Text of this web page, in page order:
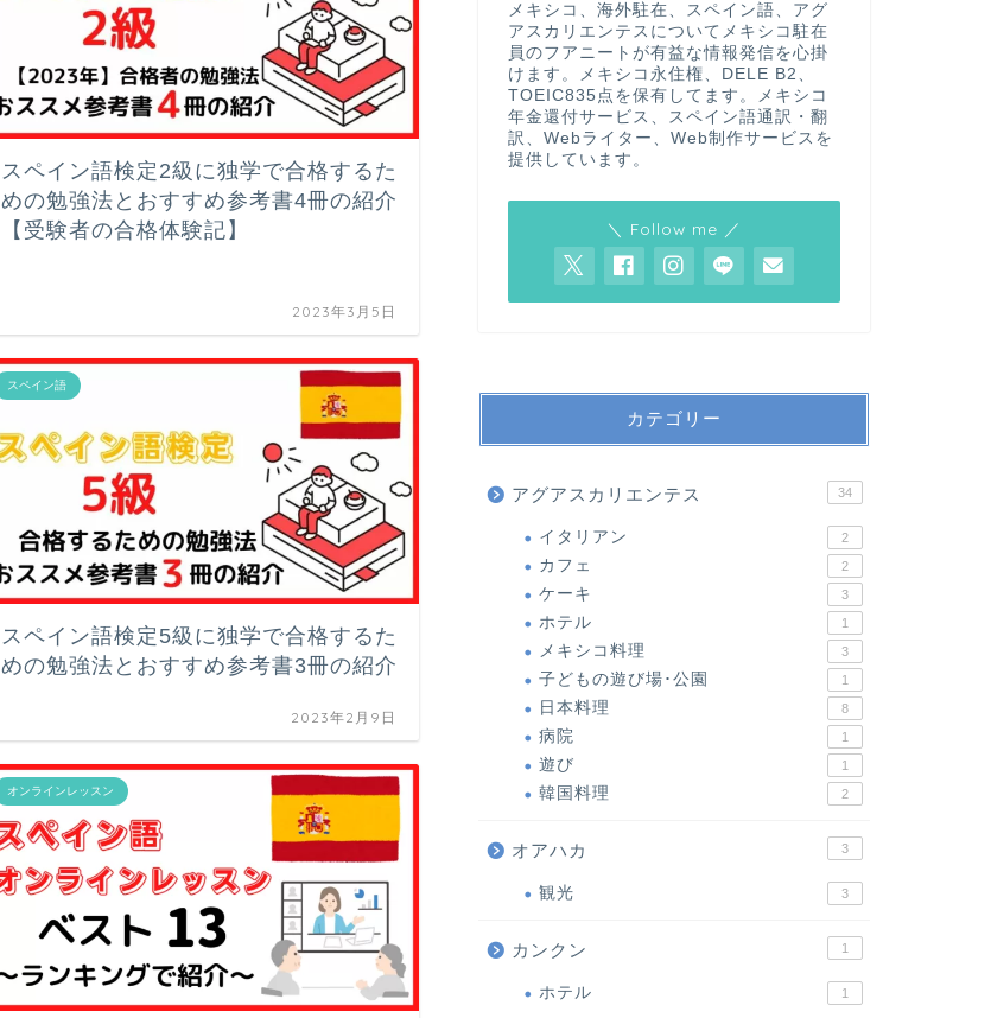
スペイン語検定2級に独学で合格するた
めの勉強法とおすすめ参考書4冊の紹介
【受験者の合格体験記】
2023年3月5日
スペイン語
スペイン語検定5級に独学で合格するた
めの勉強法とおすすめ参考書3冊の紹介
2023年2月9日
オンラインレッスン
メキシコ、海外駐在、スペイン語、アグ
アスカリエンテスについてメキシコ駐在
員のフアニートが有益な情報発信を心掛
けます。メキシコ永住権、DELE B2、
TOEIC835点を保有してます。メキシコ
年金還付サービス、スペイン語通訳・翻
訳、Webライター、Web制作サービスを
提供しています。
＼ Follow me ／
カテゴリー
アグアスカリエンテス 34
イタリアン 2
カフェ 2
ケーキ 3
ホテル 1
メキシコ料理 3
子どもの遊び場･公園 1
日本料理 8
病院 1
遊び 1
韓国料理 2
オアハカ 3
観光 3
カンクン 1
ホテル 1